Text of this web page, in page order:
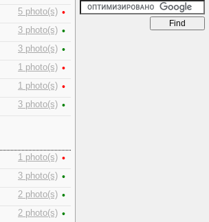
5 photo(s) •
3 photo(s) •
3 photo(s) •
1 photo(s) •
1 photo(s) •
3 photo(s) •
1 photo(s) •
3 photo(s) •
2 photo(s) •
2 photo(s) •